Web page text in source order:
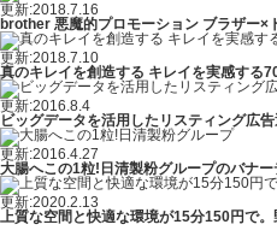
更新:2018.7.16
brother 悪魔的プロモーション ブラザー×
更新:2018.7.10
真のキレイを創造する キレイを実感する
更新:2016.8.4
ビッグデータを活用したリスティング広
更新:2016.4.27
大腸へこの1粒!日清製粉グループのバナー
更新:2020.2.13
上質な空間と快適な環境が15分150円で